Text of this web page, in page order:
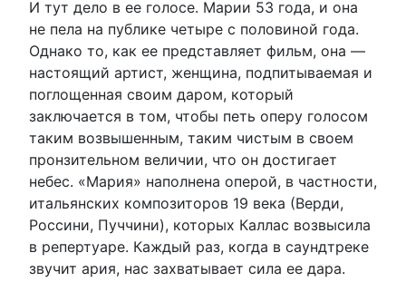
И тут дело в ее голосе. Марии 53 года, и она
не пела на публике четыре с половиной года.
Однако то, как ее представляет фильм, она —
настоящий артист, женщина, подпитываемая и
поглощенная своим даром, который
заключается в том, чтобы петь оперу голосом
таким возвышенным, таким чистым в своем
пронзительном величии, что он достигает
небес. «Мария» наполнена оперой, в частности,
итальянских композиторов 19 века (Верди,
Россини, Пуччини), которых Каллас возвысила
в репертуаре. Каждый раз, когда в саундтреке
звучит ария, нас захватывает сила ее дара.